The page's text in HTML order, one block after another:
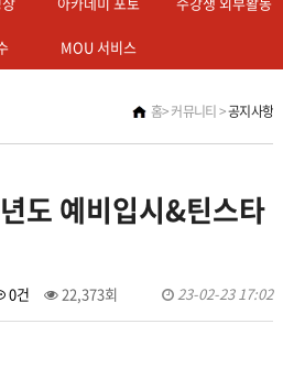
MOU 서비스
홈 커뮤니티 공지사항
도 예비입시&틴스타
0건 22,373회 23-02-23 17:02